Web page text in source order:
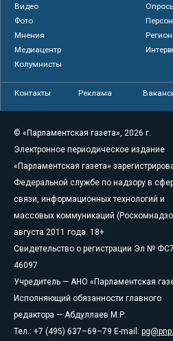
Видео
Фото
Мнения
Медиацентр
Колумнисты
Контакты Реклама
© «Парламентская газета», 2026 г.
Электронное периодическое издание
«Парламентская газета»
Федеральной службе по надзору в
связи, информационных технологий и
массовых коммуникаций
августа 2011 года. 18+
Свидетельство о регистрации Эл №
46097
Учредитель — АНО «Парламентская
Исполняющий обязанности главного
редактора — Абдуллаев М.Р.
Тел.: +7 (495) 637–69–79 E-mail: